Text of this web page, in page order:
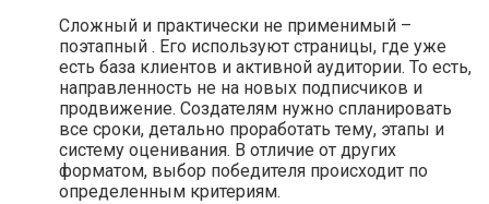
Сложный и практически не применимый –
поэтапный . Его используют страницы, где уже
есть база клиентов и активной аудитории. То есть,
направленность не на новых подписчиков и
продвижение. Создателям нужно спланировать
все сроки, детально проработать тему, этапы и
систему оценивания. В отличие от других
форматом, выбор победителя происходит по
определенным критериям.